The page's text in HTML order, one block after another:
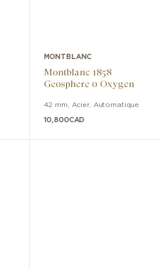
MONTBLANC
Montblanc 1858
Geosphere 0 Oxygen
42 mm Acier, Automatique
10,800CAD